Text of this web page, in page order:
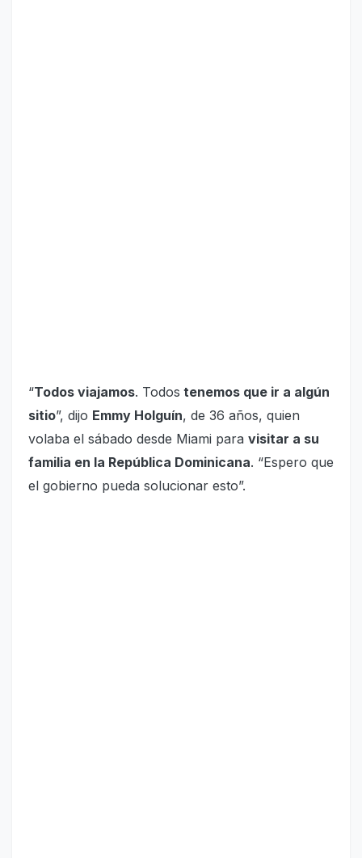
“Todos viajamos. Todos tenemos que ir a algún
sitio”, dijo Emmy Holguín, de 36 años, quien
volaba el sábado desde Miami para visitar a su
familia en la República Dominicana. “Espero que
el gobierno pueda solucionar esto”.